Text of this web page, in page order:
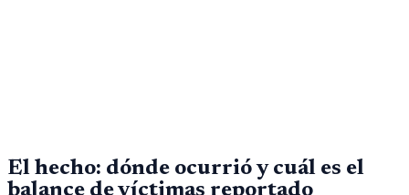
El hecho: dónde ocurrió y cuál es el
balance de víctimas reportado